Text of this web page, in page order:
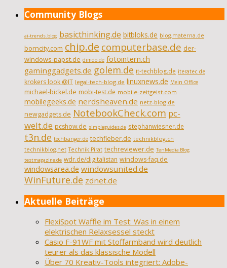
Community Blogs
ai-trends.blog basicthinking.de bitbloks.de blog.materna.de
borncity.com chip.de computerbase.de der-
windows-papst.de dimdo.de fotointern.ch
gaminggadgets.de golem.de it-techblog.de iteratec.de
krokers look @IT legal-tech-blog.de linuxnews.de Mein Office
michael-bickel.de mobi-test.de mobile-zeitgeist.com
mobilegeeks.de nerdsheaven.de netz-blog.de
newgadgets.de NotebookCheck.com pc-
welt.de pcshow.de simpleguides.de stephanwiesner.de
t3n.de techbanger.de techfieber.de technikblog.ch
technikblog.net Technik Pirat techreviewer.de TenMedia Blog
testmagazine.de wdr.de/digitalistan windows-faq.de
windowsarea.de windowsunited.de
WinFuture.de zdnet.de
Aktuelle Beiträge
FlexiSpot Waffle im Test: Was in einem
elektrischen Relaxsessel steckt
Casio F-91WF mit Stoffarmband wird deutlich
teurer als das klassische Modell
Über 70 Kreativ-Tools integriert: Adobe-